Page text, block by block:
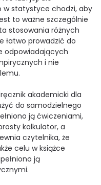
w statystyce chodzi, aby
to ważne szczególnie
stosowania różnych
łatwo prowadzić do
odpowiadających
i nie
akademicki dla
do samodzielnego
ją ćwiczeniami,
kalkulator, a
czytelnika, że
celu w książce
ją